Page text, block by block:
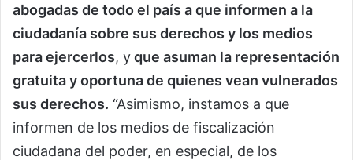
abogadas de todo el país a que informen a la
ciudadanía sobre sus derechos y los medios
para ejercerlos, yque asuman la representación
gratuita y oportuna de quienes vean vulnerados
sus derechos. “Asimismo, instamos a que
informen de los medios de fiscalización
ciudadana del poder, en especial, de los